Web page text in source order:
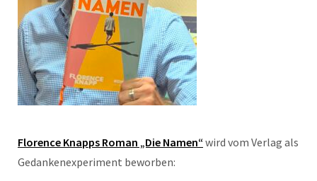
Florence Knapps Roman „Die Namen“wird vom Verlag als
Gedankenexperiment beworben: